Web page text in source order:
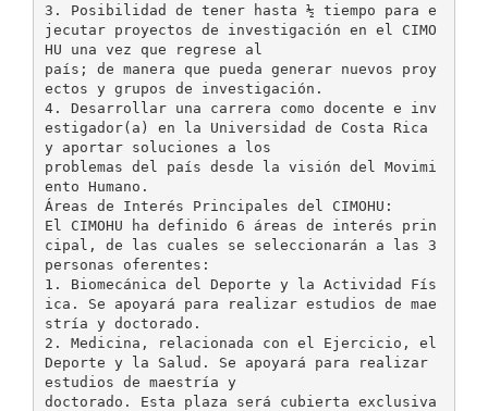
3. Posibilidad de tener hasta ½ tiempo para e
jecutar proyectos de investigación en el CIMO
HU una vez que regrese al
país; de manera que pueda generar nuevos proy
ectos y grupos de investigación.
4. Desarrollar una carrera como docente e inv
estigador(a) en la Universidad de Costa Rica
y aportar soluciones a los
problemas del país desde la visión del Movimi
ento Humano.
Áreas de Interés Principales del CIMOHU:
El CIMOHU ha definido 6 áreas de interés prin
cipal, de las cuales se seleccionarán a las 3
personas oferentes:
1. Biomecánica del Deporte y la Actividad Fís
ica. Se apoyará para realizar estudios de mae
stría y doctorado.
2. Medicina, relacionada con el Ejercicio, el
Deporte y la Salud. Se apoyará para realizar
estudios de maestría y
doctorado. Esta plaza será cubierta exclusiva